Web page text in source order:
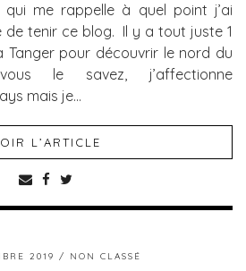
me rappelle à quel point j’ai
tenir ce blog. Il y a tout juste 1
Tanger pour découvrir le nord du
le savez, j’affectionne
mais je…
L’ARTICLE
2019 NON CLASSÉ